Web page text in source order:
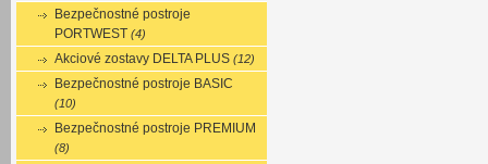
Bezpečnostné postroje
PORTWEST (4)
Akciové zostavy DELTA PLUS (12)
Bezpečnostné postroje BASIC
(10)
Bezpečnostné postroje PREMIUM
(8)